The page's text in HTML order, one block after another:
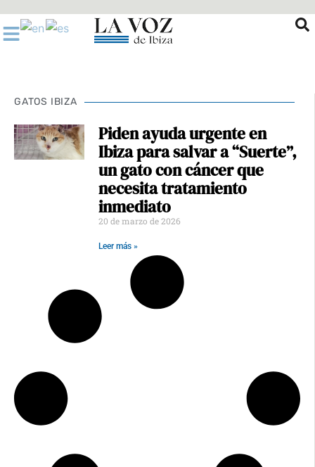
al
contenido
GATOS IBIZA
Piden ayuda urgente en
Ibiza para salvar a “Suerte”,
un gato con cáncer que
necesita tratamiento
inmediato
20 de marzo de 2026
Leer más »